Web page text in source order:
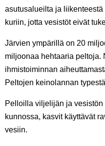
asutusalueilta ja
kuriin, jotta vesistöt eivät
Järvien ympärillä on 20
miljoonaa hehtaaria peltoja.
ihmistoiminnan
Peltojen keinolannan
Pelloilla viljelijän ja
kunnossa, kasvit käyttävät
vesiin.